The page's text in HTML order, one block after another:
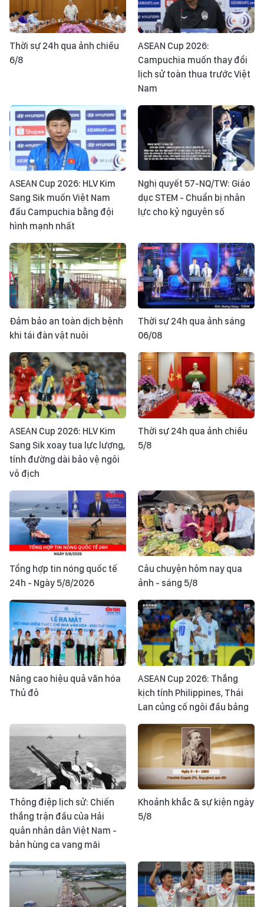
Thời sự 24h qua ảnh chiều
6/8
ASEAN Cup 2026:
Campuchia muốn thay đổi
lịch sử toàn thua trước Việt
Nam
ASEAN Cup 2026: HLV Kim
Sang Sik muốn Việt Nam
đấu Campuchia bằng đội
hình mạnh nhất
Nghị quyết 57-NQ/TW: Giáo
dục STEM - Chuẩn bị nhân
lực cho kỷ nguyên số
Đảm bảo an toàn dịch bệnh
khi tái đàn vật nuôi
Thời sự 24h qua ảnh sáng
06/08
ASEAN Cup 2026: HLV Kim
Sang Sik xoay tua lực lượng,
tính đường dài bảo vệ ngôi
vô địch
Thời sự 24h qua ảnh chiều
5/8
Tổng hợp tin nóng quốc tế
24h - Ngày 5/8/2026
Câu chuyện hôm nay qua
ảnh - sáng 5/8
Nâng cao hiệu quả văn hóa
Thủ đô
ASEAN Cup 2026: Thắng
kịch tính Philippines, Thái
Lan củng cố ngôi đầu bảng
Thông điệp lịch sử: Chiến
thắng trận đầu của Hải
quân nhân dân Việt Nam -
bản hùng ca vang mãi
Khoảnh khắc & sự kiện ngày
5/8